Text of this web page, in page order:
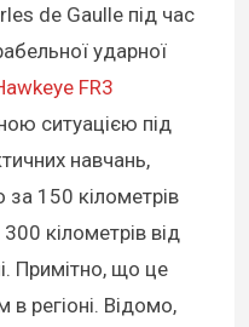
de Gaulle під час
ударної
FR3
ситуацією під
навчань,
150 кілометрів
кілометрів від
Примітно, що це
регіоні. Відомо,